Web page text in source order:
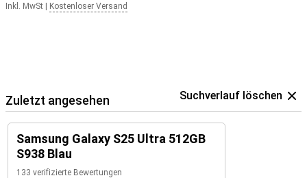
Inkl. MwSt Kostenloser Versand
Zuletzt angesehen Suchverlauf löschen
Samsung Galaxy S25 Ultra 512GB
S938 Blau
133 verifizierte Bewertungen